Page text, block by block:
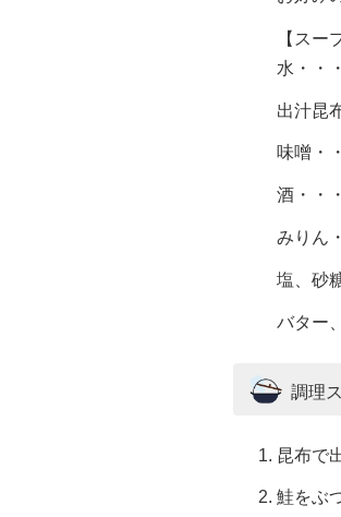
【スー
水・・
出汁昆
味噌・
酒・・
みりん
塩、砂
バター
調理
昆布で
鮭をぶ